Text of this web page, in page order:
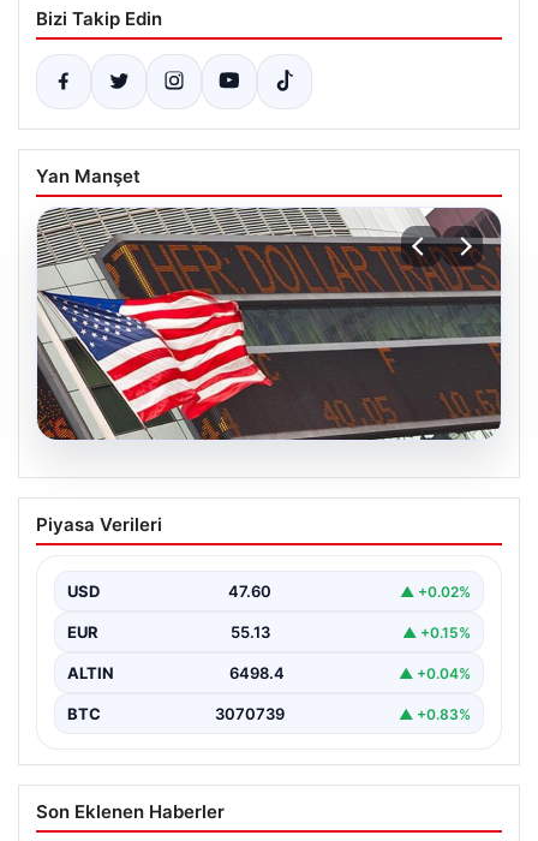
Bizi Takip Edin
Yan Manşet
04.08.2026
FED faiz kararı ne zaman açıklanacak?
Nisan ayı faiz beklentisi belli oldu
Piyasa Verileri
USD 47.60 ▲ +0.02%
EUR 55.13 ▲ +0.15%
ALTIN 6498.4 ▲ +0.04%
BTC 3070739 ▲ +0.83%
Son Eklenen Haberler